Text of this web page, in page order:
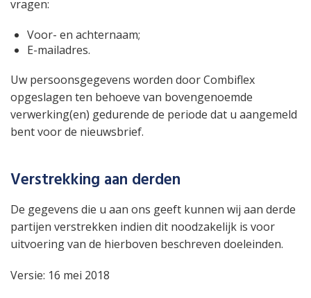
vragen:
Voor- en achternaam;
E-mailadres.
Uw persoonsgegevens worden door Combiflex
opgeslagen ten behoeve van bovengenoemde
verwerking(en) gedurende de periode dat u aangemeld
bent voor de nieuwsbrief.
Verstrekking aan derden
De gegevens die u aan ons geeft kunnen wij aan derde
partijen verstrekken indien dit noodzakelijk is voor
uitvoering van de hierboven beschreven doeleinden.
Versie: 16 mei 2018